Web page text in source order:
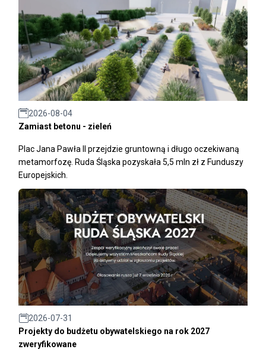
2026-08-04
Zamiast betonu - zieleń
Plac Jana Pawła II przejdzie gruntowną i długo oczekiwaną
metamorfozę. Ruda Śląska pozyskała 5,5 mln zł z Funduszy
Europejskich.
2026-07-31
Projekty do budżetu obywatelskiego na rok 2027
zweryfikowane